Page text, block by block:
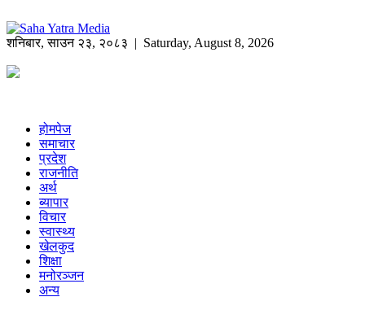
शनिबार,साउन २३, २०८३ | Saturday, August 8, 2026
होमपेज
समाचार
प्रदेश
राजनीति
अर्थ
ब्यापार
विचार
स्वास्थ्य
खेलकुद
शिक्षा
मनोरञ्जन
अन्य